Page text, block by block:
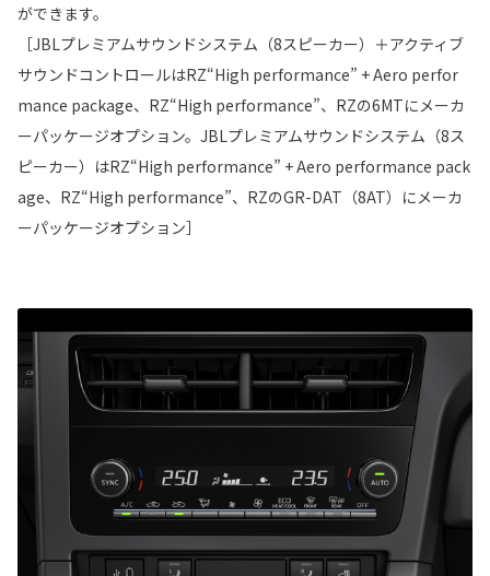
ができます。
［JBLプレミアムサウンドシステム（8スピーカー）＋アクティブ
サウンドコントロールはRZ“High performance” + Aero perfor
mance package、RZ“High performance”、RZの6MTにメーカ
ーパッケージオプション。JBLプレミアムサウンドシステム（8ス
ピーカー）はRZ“High performance” + Aero performance pack
age、RZ“High performance”、RZのGR-DAT（8AT）にメーカ
ーパッケージオプション］